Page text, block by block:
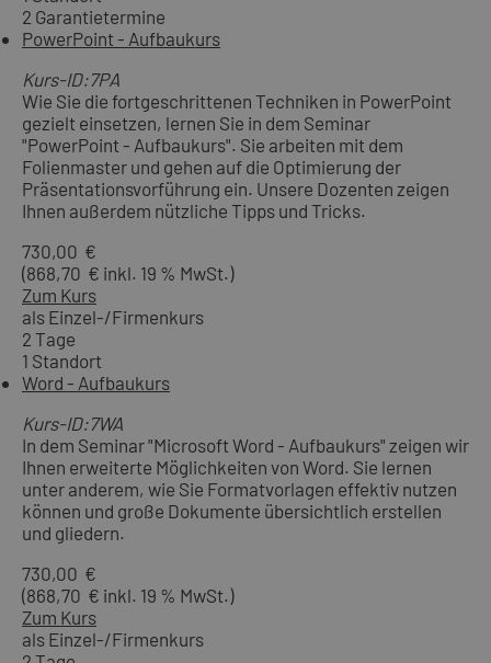
2 Garantietermine
PowerPoint - Aufbaukurs
Kurs-ID:7PA
Wie Sie die fortgeschrittenen Techniken in PowerPoint
gezielt einsetzen, lernen Sie in dem Seminar
"PowerPoint - Aufbaukurs". Sie arbeiten mit dem
Folienmaster und gehen auf die Optimierung der
Präsentationsvorführung ein. Unsere Dozenten zeigen
Ihnen außerdem nützliche Tipps und Tricks.
730,00 €
(868,70 € inkl. 19 % MwSt.)
Zum Kurs
als Einzel-/Firmenkurs
2 Tage
1 Standort
Word - Aufbaukurs
Kurs-ID:7WA
In dem Seminar "Microsoft Word - Aufbaukurs" zeigen wir
Ihnen erweiterte Möglichkeiten von Word. Sie lernen
unter anderem, wie Sie Formatvorlagen effektiv nutzen
können und große Dokumente übersichtlich erstellen
und gliedern.
730,00 €
(868,70 € inkl. 19 % MwSt.)
Zum Kurs
als Einzel-/Firmenkurs